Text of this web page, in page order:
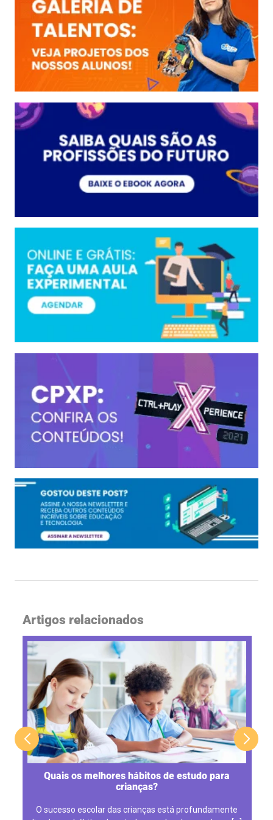
Artigos relacionados
Quais os melhores hábitos de estudo para
crianças?
O sucesso escolar das crianças está profundamente